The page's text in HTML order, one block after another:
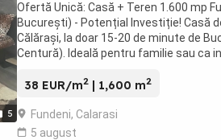
5
Ofertă Unică: Casă + Teren 1.600 mp
București) - Potențial Investiție! Casă
Călărași, la doar 15-20 de minute de
Centură). Ideală pentru familie sau ca
38 EUR/m2 | 1,600 m2
Fundeni, Calarasi
5 august